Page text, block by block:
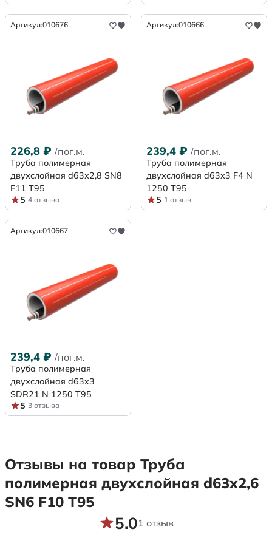
Артикул:010676
226,8 ₽ /пог.м.
Труба полимерная
двухслойная d63х2,8 SN8
F11 Т95
5 4 отзыва
Артикул:010666
239,4 ₽ /пог.м.
Труба полимерная
двухслойная d63x3 F4 N
1250 Т95
5 1 отзыв
Артикул:010667
239,4 ₽ /пог.м.
Труба полимерная
двухслойная d63x3
SDR21 N 1250 Т95
5 3 отзыва
Отзывы на товар Труба
полимерная двухслойная d63х2,6
SN6 F10 Т95
5.01 отзыв